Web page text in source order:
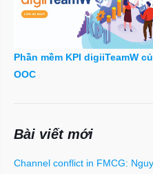
Phần mềm KPI digiiTeamW
OOC
Bài viết mới
Channel conflict in FMCG: